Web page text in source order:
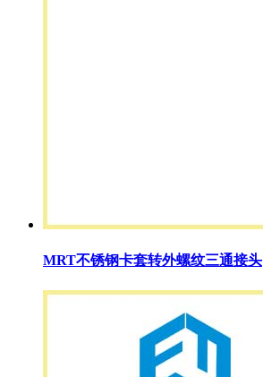
MRT不锈钢卡套转外螺纹三通接头